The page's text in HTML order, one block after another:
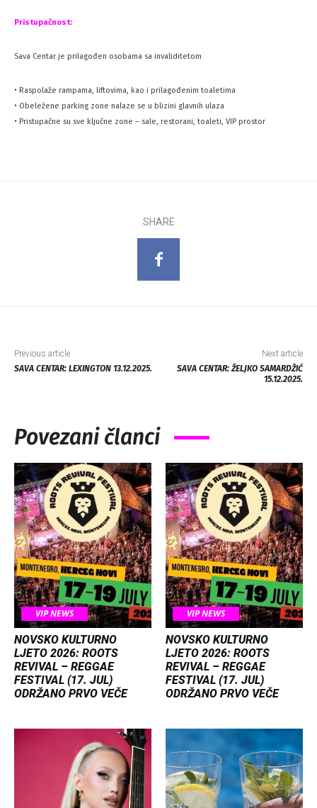
Pristupačnost:
Sava Centar je prilagođen osobama sa invaliditetom
• Raspolaže rampama, liftovima, kao i prilagođenim toaletima
• Obeležene parking zone nalaze se u blizini glavnih ulaza
• Pristupačne su sve ključne zone – sale, restorani, toaleti, VIP prostor
SHARE
Previous article
SAVA CENTAR: LEXINGTON 13.12.2025.
Next article
SAVA CENTAR: ŽELJKO SAMARDŽIĆ
15.12.2025.
Povezani članci
VIP NEWS
NOVSKO KULTURNO
LJETO 2026: ROOTS
REVIVAL – REGGAE
FESTIVAL (17. JUL)
ODRŽANO PRVO VEČE
VIP NEWS
NOVSKO KULTURNO
LJETO 2026: ROOTS
REVIVAL – REGGAE
FESTIVAL (17. JUL)
ODRŽANO PRVO VEČE